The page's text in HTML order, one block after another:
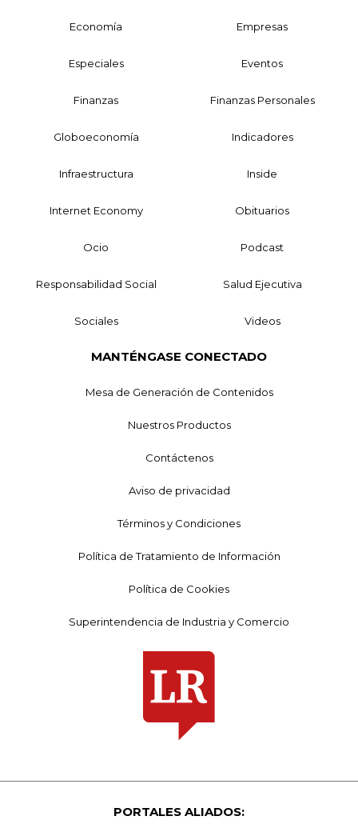
Economía Empresas
Especiales Eventos
Finanzas Finanzas Personales
Globoeconomía Indicadores
Infraestructura Inside
Internet Economy Obituarios
Ocio Podcast
Responsabilidad Social Salud Ejecutiva
Sociales Videos
MANTÉNGASE CONECTADO
Mesa de Generación de Contenidos
Nuestros Productos
Contáctenos
Aviso de privacidad
Términos y Condiciones
Política de Tratamiento de Información
Política de Cookies
Superintendencia de Industria y Comercio
PORTALES ALIADOS: